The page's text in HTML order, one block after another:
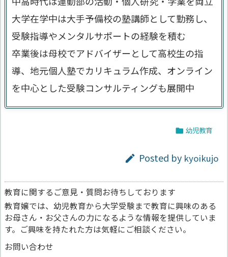
大学在学中は大手予備校の塾講師として勤務し、
受験指導やメンタルサポートの経験を積む
卒業後は母校でアドバイザーとして高校生の指
導、地元個人塾でカリキュラム作成、オンライン
を中心とした受験コンサルティングも展開中
 幼児教育
 Posted by kyoikujo
教育に関するご意見・質問お待ちしております
教育嬢では、幼児教育から大学受験まで教育に興味のある
お母さん・お父さんの力になるような情報を提供していま
す。ご興味を持たれた方は気軽にご相談ください。
お問い合わせ